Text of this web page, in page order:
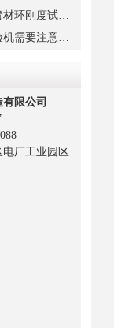
如何选择适合塑料管材环刚度试验机的测试方法？
使用管材环刚度试验机需要注意的细节有哪些？
限公司
厂工业园区